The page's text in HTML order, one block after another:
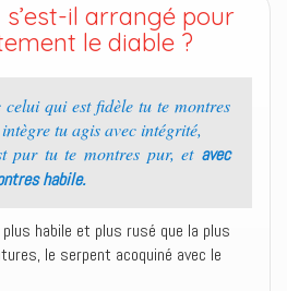
il arrangé pour
le diable ?
celui qui est fidèle tu te montres
tu agis avec intégrité,
pur tu te montres pur, et avec
habile.
habile et plus rusé que la plus
le serpent acoquiné avec le